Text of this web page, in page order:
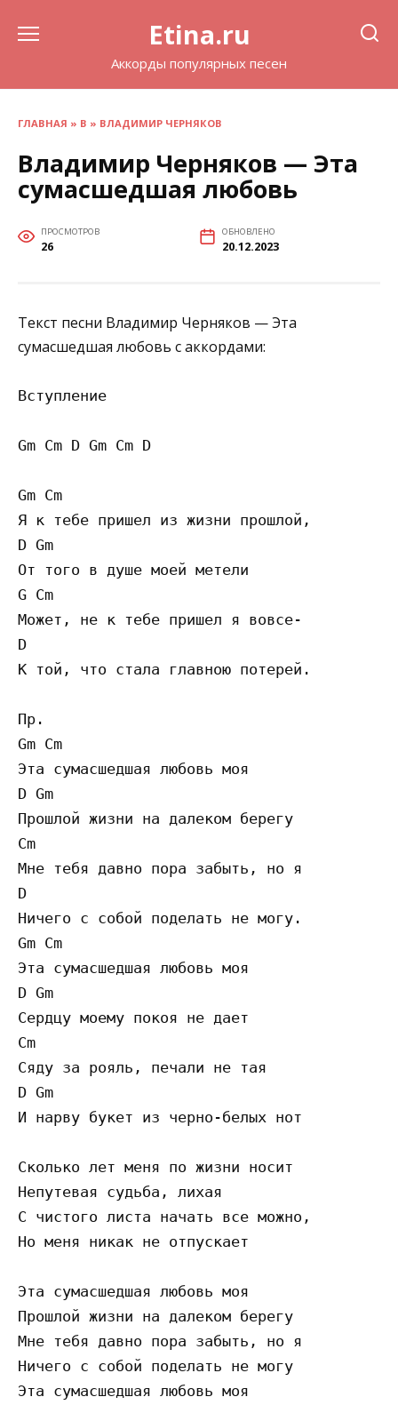
Etina.ru
Аккорды популярных песен
ГЛАВНАЯ » В » ВЛАДИМИР ЧЕРНЯКОВ
Владимир Черняков — Эта
сумасшедшая любовь
ПРОСМОТРОВ
26
ОБНОВЛЕНО
20.12.2023
Текст песни Владимир Черняков — Эта
сумасшедшая любовь с аккордами:
Вступление
Gm Cm D Gm Cm D
Gm Cm
Я к тебе пришел из жизни прошлой,
D Gm
От того в душе моей метели
G Cm
Может, не к тебе пришел я вовсе-
D
К той, что стала главною потерей.
Пр.
Gm Cm
Эта сумасшедшая любовь моя
D Gm
Прошлой жизни на далеком берегу
Cm
Мне тебя давно пора забыть, но я
D
Ничего с собой поделать не могу.
Gm Cm
Эта сумасшедшая любовь моя
D Gm
Сердцу моему покоя не дает
Cm
Сяду за рояль, печали не тая
D Gm
И нарву букет из черно-белых нот
Сколько лет меня по жизни носит
Непутевая судьба, лихая
С чистого листа начать все можно,
Но меня никак не отпускает
Эта сумасшедшая любовь моя
Прошлой жизни на далеком берегу
Мне тебя давно пора забыть, но я
Ничего с собой поделать не могу
Эта сумасшедшая любовь моя